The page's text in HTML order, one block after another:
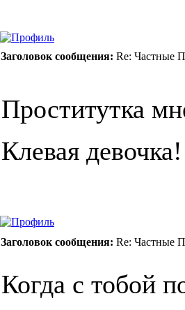
Заголовок сообщения: Re: Частные
Проститутка
Клевая
Заголовок сообщения: Re: Частные
Когда с тобой